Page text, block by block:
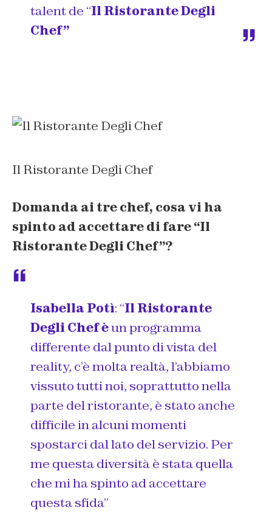
talent de “Il Ristorante Degli
Chef”
Il Ristorante Degli Chef
Domanda ai tre chef, cosa vi ha
spinto ad accettare di fare“Il
Ristorante Degli Chef”?
Isabella Potì: “Il Ristorante
Degli Chef èun programma
differente dal punto di vista del
reality, c’è molta realtà, l’abbiamo
vissuto tutti noi, soprattutto nella
parte del ristorante, è stato anche
difficile in alcuni momenti
spostarci dal lato del servizio. Per
me questa diversità è stata quella
che mi ha spinto ad accettare
questa sfida”